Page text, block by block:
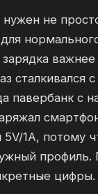
нужен не
сталкивался с
павербанк с
1A, потому
профиль.
цифры.